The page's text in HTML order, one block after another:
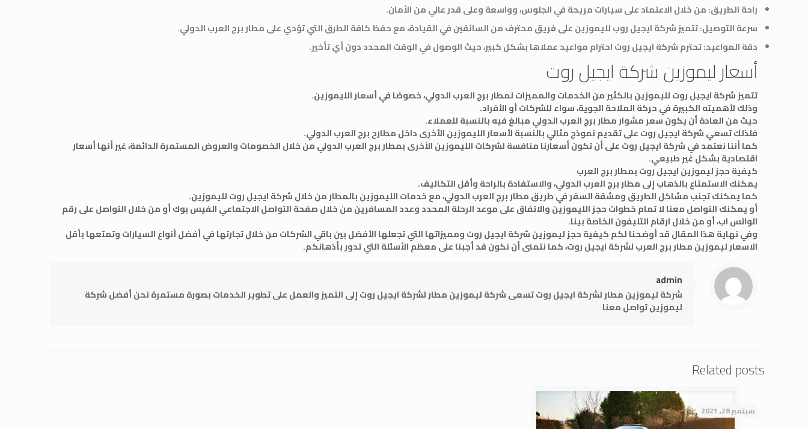
راحة الطريق: من خلال الاعتماد على سيارات مريحة في الجلوس، وواسعة وعلى قدر عالي من الأمان.
سرعة التوصيل: تتميز شركة ايجيل روب لليموزين على فريق محترف من السائقين في القيادة، مع حفظ كافة الطرق التي تؤدي على مطار برج العرب الدولي.
دقة المواعيد: تحترم شركة ايجيل روت احترام مواعيد عملاها بشكل كبير، حيث الوصول في الوقت المحدد دون أي تأخير.
أسعار ليموزين شركة ايجيل روت
تتميز شركة ايجيل روت لليموزين بالكثير من الخدمات والمميزات لمطار برج العرب الدولي، خصوصًا في أسعار الليموزين.
وذلك لأهميته الكبيرة في حركة الملاحة الجوية، سواء للشركات أو الأفراد.
حيث من العادة أن يكون سعر مشوار مطار برج العرب الدولي مبالغ فيه بالنسبة للعملاء.
فلذلك تسعي شركة ايجيل روت على تقديم نموذج مثالي بالنسبة لأسعار الليموزين الأخرى داخل مطارح برج العرب الدولي.
كما أننا نعتمد في شركة ايجيل روت على أن تكون أسعارنا منافسة لشركات الليموزين الأخرى بمطار برج العرب الدولي من خلال الخصومات والعروض المستمرة الدائمة، غير أنها أسعار
اقتصادية بشكل غير طبيعي.
كيفية حجز ليموزين ايجيل روت بمطار برج العرب
يمكنك الاستمتاع بالذهاب إلى مطار برج العرب الدولي، والاستفادة بالراحة وأقل التكاليف.
كما يمكنك تجنب مشاكل الطريق ومشقة السفر في طريق مطار برج العرب الدولي، مع خدمات الليموزين بالمطار من خلال شركة ايجيل روت لليموزين.
أو يمكنك التواصل معنا لا تمام خطوات حجز الليموزين والاتفاق على موعد الرحلة المحدد وعدد المسافرين من خلال صفحة التواصل الاجتماعي الفيس بوك أو من خلال التواصل على رقم
الواتس اب، أو من خلال ارقام التليفون الخاصة بينا.
وفي نهاية هذا المقال قد أوضحنا لكم كيفية حجز ليموزين شركة ايجيل روت ومميزاتها التي تجعلها الأفضل بين باقي الشركات من خلال تجارتها في أفضل أنواع السيارات وتمتعها بأقل
الاسعار ليموزين مطار برج العرب لشركة ايجيل روت، كما نتمنى أن نكون قد أجبنا على معظم الأسئلة التي تدور بأذهانكم.
admin
شركة ليموزين مطار لشركة ايجيل روت تسعى شركة ليموزين مطار لشركة ايجيل روت إلى التميز والعمل على تطوير الخدمات بصورة مستمرة نحن أفضل شركة
ليموزين تواصل معنا
Related posts
سبتمبر 28, 2021